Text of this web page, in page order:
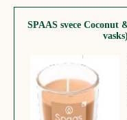
SPAAS svece Coconut